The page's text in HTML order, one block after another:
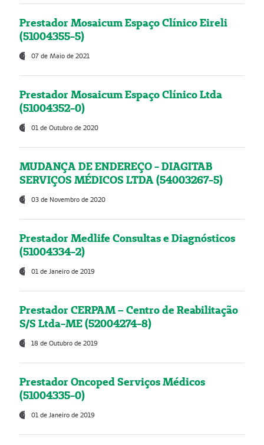
Prestador Mosaicum Espaço Clínico Eireli
(51004355-5)
07 de Maio de 2021
Prestador Mosaicum Espaço Clínico Ltda
(51004352-0)
01 de Outubro de 2020
MUDANÇA DE ENDEREÇO - DIAGITAB
SERVIÇOS MÉDICOS LTDA (54003267-5)
03 de Novembro de 2020
Prestador Medlife Consultas e Diagnósticos
(51004334-2)
01 de Janeiro de 2019
Prestador CERPAM – Centro de Reabilitação
S/S Ltda-ME (52004274-8)
18 de Outubro de 2019
Prestador Oncoped Serviços Médicos
(51004335-0)
01 de Janeiro de 2019